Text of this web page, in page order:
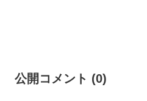
公開コメント (0)